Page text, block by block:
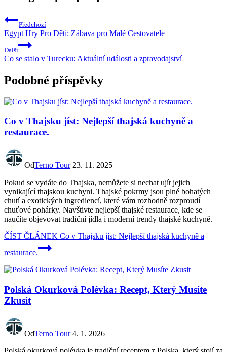
Předchozí
Egypt Hry Pro Děti: Zábava pro Malé Cestovatele
Další
Co se stalo v Turecku: Aktuální události a zpravodajství
Podobné příspěvky
Co v Thajsku jíst: Nejlepší thajská kuchyně a
restaurace.
OdTerno Tour 23. 11. 2025
Pokud se vydáte do Thajska, nemůžete si nechat ujít jejich
vynikající thajskou kuchyni. Thajské pokrmy jsou plné bohatých
chutí a exotických ingrediencí, které vám rozhodně rozproudí
chuťové pohárky. Navštivte nejlepší thajské restaurace, kde se
naučíte objevovat tradiční jídla i moderní trendy thajské kuchyně.
ČÍST ČLÁNEK Co v Thajsku jíst: Nejlepší thajská kuchyně a
restaurace.
Polská Okurková Polévka: Recept, Který Musíte
Zkusit
OdTerno Tour 4. 1. 2026